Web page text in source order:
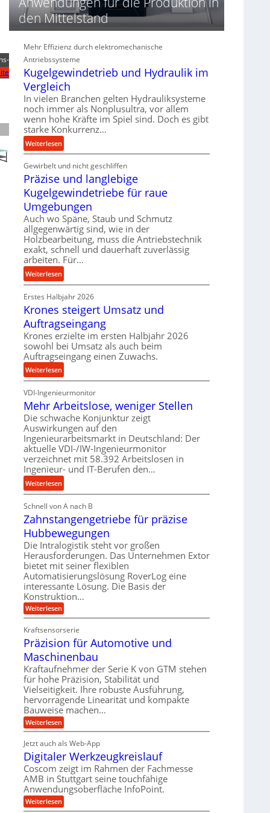
d
i
P
e
r
f
o
r
m
a
c
b
e
i
m
D
r
ü
c
k
p
r
o
z
e
s
s
den Mittelstand
Mehr Effizienz durch elektromechanische
Antriebssysteme
Kugelgewindetrieb und Hydraulik im
Vergleich
In vielen Branchen gelten Hydrauliksysteme
noch immer als Nonplusultra, vor allem
wenn hohe Kräfte im Spiel sind. Doch es gibt
starke Konkurrenz…
Weiterlesen:
K
u
g
l
g
e
w
i
n
d
e
r
i
e
b
u
n
d
H
y
d
r
a
u
l
i
k
i
m
V
e
r
g
l
e
i
c
h
Gewirbelt und nicht geschliffen
Präzise und langlebige
Kugelgewindetriebe für raue
Umgebungen
Auch wo Späne, Staub und Schmutz
allgegenwärtig sind, wie in der
Holzbearbeitung, muss die Antriebstechnik
exakt, schnell und dauerhaft zuverlässig
arbeiten. Für…
Weiterlesen:
P
r
ä
i
s
e
u
n
a
n
g
l
e
b
g
e
u
g
e
l
g
e
w
i
n
d
e
r
i
e
b
e
f
ü
r
r
a
u
e
U
Erstes Halbjahr 2026
Krones steigert Umsatz und
Auftragseingang
Krones erzielte im ersten Halbjahr 2026
sowohl bei Umsatz als auch beim
Auftragseingang einen Zuwachs.
Weiterlesen:
K
r
o
n
e
s
s
t
e
i
g
e
r
t
m
s
a
t
z
u
n
d
A
u
f
t
r
a
g
s
i
n
g
a
n
g
VDI-Ingenieurmonitor
Mehr Arbeitslose, weniger Stellen
Die schwache Konjunktur zeigt
Auswirkungen auf den
Ingenieurarbeitsmarkt in Deutschland: Der
aktuelle VDI-/IW-Ingenieurmonitor
verzeichnet mit 58.392 Arbeitslosen in
Ingenieur- und IT-Berufen den…
Weiterlesen:
M
e
h
A
r
b
e
i
t
s
l
o
s
e
w
e
n
i
g
e
r
S
t
e
l
l
Schnell von A nach B
Zahnstangengetriebe für präzise
Hubbewegungen
Die Intralogistik steht vor großen
Herausforderungen. Das Unternehmen Extor
bietet mit seiner flexiblen
Automatisierungslösung RoverLog eine
interessante Lösung. Die Basis der
Konstruktion…
Weiterlesen:
Z
h
n
s
t
a
n
g
e
n
g
e
t
r
i
b
e
f
ü
r
p
r
Kraftsensorserie
Präzision für Automotive und
Maschinenbau
Kraftaufnehmer der Serie K von GTM stehen
für hohe Präzision, Stabilität und
Vielseitigkeit. Ihre robuste Ausführung,
hervorragende Linearität und kompakte
Bauweise machen…
Weiterlesen:
P
ä
z
i
s
i
o
n
f
Jetzt auch als Web-App
Digitaler Werkzeugkreislauf
Coscom zeigt im Rahmen der Fachmesse
AMB in Stuttgart seine touchfähige
Anwendungsoberfläche InfoPoint.
Weiterlesen:
D